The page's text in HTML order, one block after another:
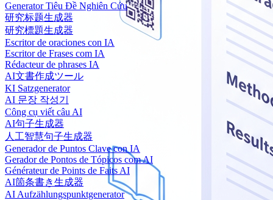
Generator Tiêu Đề Nghiên Cứu
研究标题生成器
研究標題生成器
Escritor de oraciones con IA
Escritor de Frases com IA
Rédacteur de phrases IA
AI文書作成ツール
KI Satzgenerator
AI 문장 작성기
Công cụ viết câu AI
AI句子生成器
人工智慧句子生成器
Generador de Puntos Clave con IA
Gerador de Pontos de Tópicos com AI
Générateur de Points de Faits AI
AI箇条書き生成器
AI Aufzählungspunktgenerator